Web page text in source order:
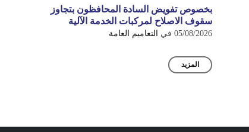
بخصوص تفويض السادة المحافظون بتجاوز
سقوف الاصلاح لمركبات الخدمة الآلية
05/08/2026 في التعاميم العامة
المزيد